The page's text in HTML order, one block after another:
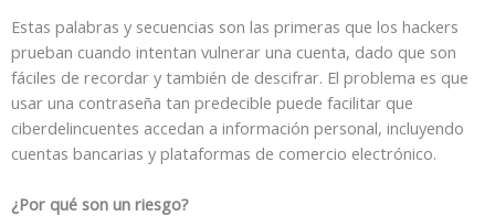
Estas palabras y secuencias son las primeras que los hackers
prueban cuando intentan vulnerar una cuenta, dado que son
fáciles de recordar y también de descifrar. El problema es que
usar una contraseña tan predecible puede facilitar que
ciberdelincuentes accedan a información personal, incluyendo
cuentas bancarias y plataformas de comercio electrónico.
¿Por qué son un riesgo?